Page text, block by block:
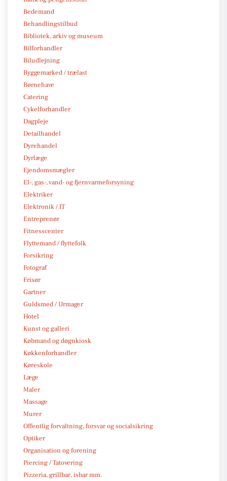
Bedemand
Behandlingstilbud
Bibliotek, arkiv og museum
Bilforhandler
Biludlejning
Byggemarked / trælast
Børnehave
Catering
Cykelforhandler
Dagpleje
Detailhandel
Dyrehandel
Dyrlæge
Ejendomsmægler
El-, gas-, vand- og fjernvarmeforsyning
Elektriker
Elektronik / IT
Entreprenør
Fitnesscenter
Flyttemand / flyttefolk
Forsikring
Fotograf
Frisør
Gartner
Guldsmed / Urmager
Hotel
Kunst og galleri
Købmand og døgnkiosk
Køkkenforhandler
Køreskole
Læge
Maler
Massage
Murer
Offentlig forvaltning, forsvar og socialsikring
Optiker
Organisation og forening
Piercing / Tatovering
Pizzeria, grillbar, isbar mm.